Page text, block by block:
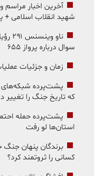
آخرین اخبار مراسم
شهید انقلاب اسلامی
سوال درباره پرواز ۶۵۵
زمان و جزئیات
پشت‌پرده شبکه‌های
که تاریخ جنگ را تغییر
پشت‌پرده حمله
استان‌ها لو رفت
کسانی را ثروتمند کرد؟